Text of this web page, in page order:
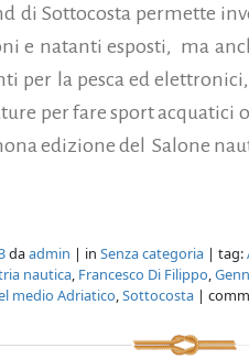
di Sottocosta permette
e natanti esposti, ma
per la pesca ed
per fare sport acquatici
edizione del Salone
daadmin | in Senza categoria | tag:
nautica, Francesco Di Filippo,
medio Adriatico,Sottocosta |